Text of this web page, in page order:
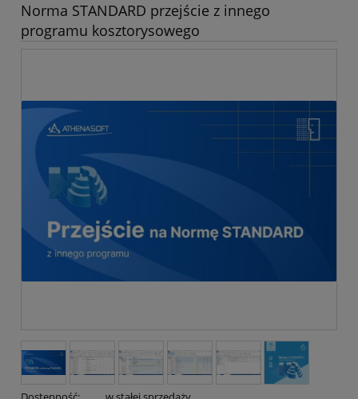
Norma STANDARD przejście z innego
programu kosztorysowego